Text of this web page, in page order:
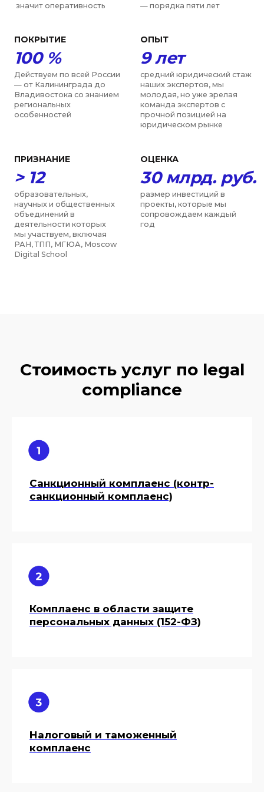
Стоимость услуг по legal
compliance
Санкционный комплаенс (контр-
санкционный комплаенс)
Комплаенс в области защите
персональных данных (152-ФЗ)
Налоговый и таможенный
комплаенс